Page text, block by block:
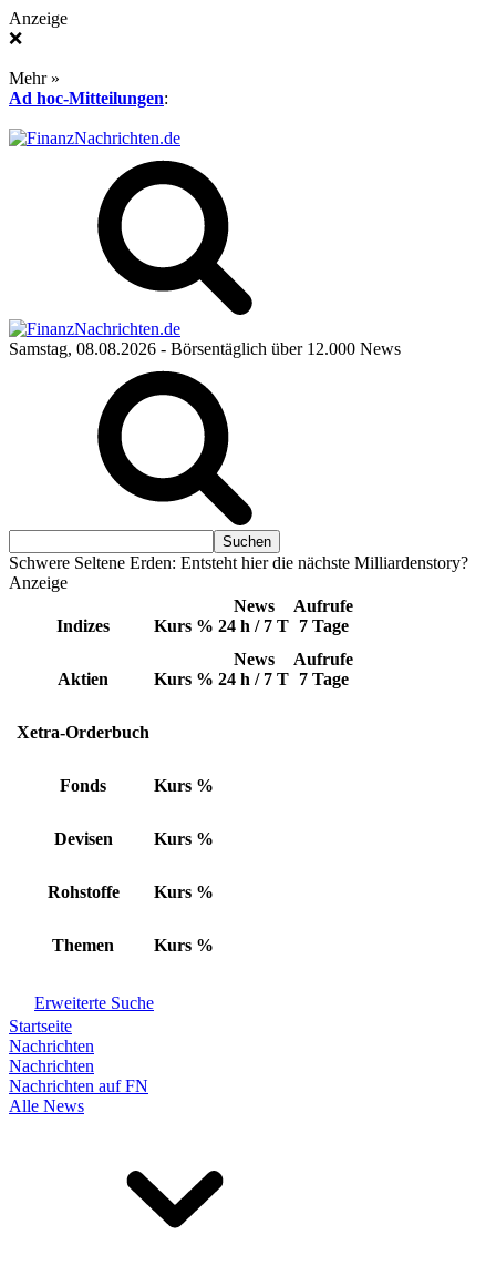
Anzeige
❌
Mehr »
Ad hoc-Mitteilungen:
Samstag, 08.08.2026 - Börsentäglich über 12.000 News
Schwere Seltene Erden: Entsteht hier die nächste Milliardenstory?
Anzeige
Indizes Kurs %
News
24 h / 7 T
Aufrufe
7 Tage
Aktien Kurs %
News
24 h / 7 T
Aufrufe
7 Tage
Xetra-Orderbuch
Fonds Kurs %
Devisen Kurs %
Rohstoffe Kurs %
Themen Kurs %
Erweiterte Suche
Startseite
Nachrichten
Nachrichten
Nachrichten auf FN
Alle News